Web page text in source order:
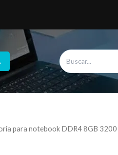
para notebook DDR4 8GB